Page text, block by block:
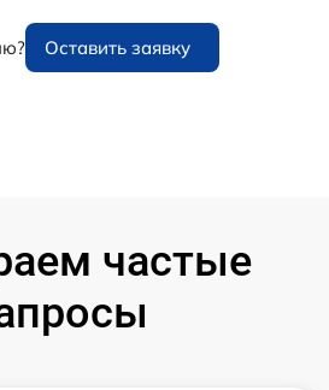
Оставить заявку
частые